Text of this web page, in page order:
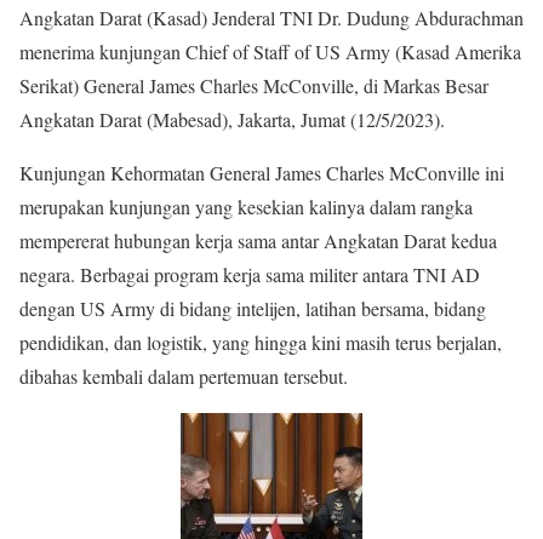
Angkatan Darat (Kasad) Jenderal TNI Dr. Dudung Abdurachman
menerima kunjungan Chief of Staff of US Army (Kasad Amerika
Serikat) General James Charles McConville, di Markas Besar
Angkatan Darat (Mabesad), Jakarta, Jumat (12/5/2023).
Kunjungan Kehormatan General James Charles McConville ini
merupakan kunjungan yang kesekian kalinya dalam rangka
mempererat hubungan kerja sama antar Angkatan Darat kedua
negara. Berbagai program kerja sama militer antara TNI AD
dengan US Army di bidang intelijen, latihan bersama, bidang
pendidikan, dan logistik, yang hingga kini masih terus berjalan,
dibahas kembali dalam pertemuan tersebut.